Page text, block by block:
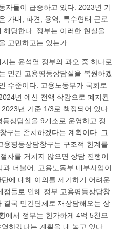
자들이 급증하고 있다. 2023년 기
가내, 파견, 용역, 특수형태 근로
해당한다. 정부는 이러한 현실을
고민하고는 있는가.
는 윤석열 정부의 과오 중 하나로
민간 고용평등상담실을 복원하겠
수준이다. 고용노동부가 국회로
년 예산 전액 삭감으로 폐지된
년 기준 1/3로 책정되어 있다.
상담실을 9개소로 운영하고 정
구는 존치하겠다는 계획이다. 그
용평등상담창구는 구조적 한계를
차를 거치지 않으면 상담 진행이
더불어, 고용노동부 내부사업이
에 대해 이의를 제기하기 어려운
점들로 인해 정부 고용평등상담창
결국 민간단체로 재상담해오는 상
에서 정부는 한가하게 4억 5천으
하겠다는 계획을 내 놓고 있다.